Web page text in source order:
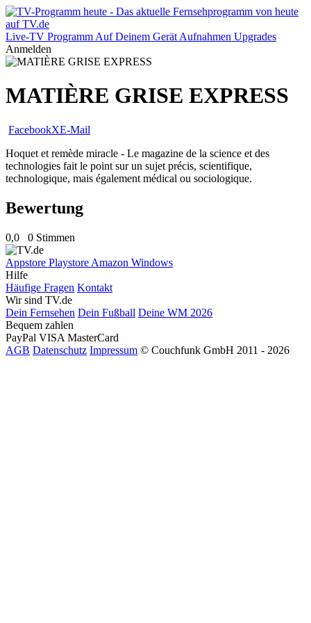
Live-TV Programm Auf Deinem Gerät Aufnahmen Upgrades
Anmelden
MATIÈRE GRISE EXPRESS
FacebookXE-Mail
Hoquet et remède miracle - Le magazine de la science et des
technologies fait le point sur un sujet précis, scientifique,
technologique, mais également médical ou sociologique.
Bewertung
0,0 0 Stimmen
Appstore Playstore Amazon Windows
Hilfe
Häufige Fragen Kontakt
Wir sind TV.de
Dein Fernsehen Dein Fußball Deine WM 2026
Bequem zahlen
PayPal VISA MasterCard
AGB Datenschutz Impressum © Couchfunk GmbH 2011 - 2026